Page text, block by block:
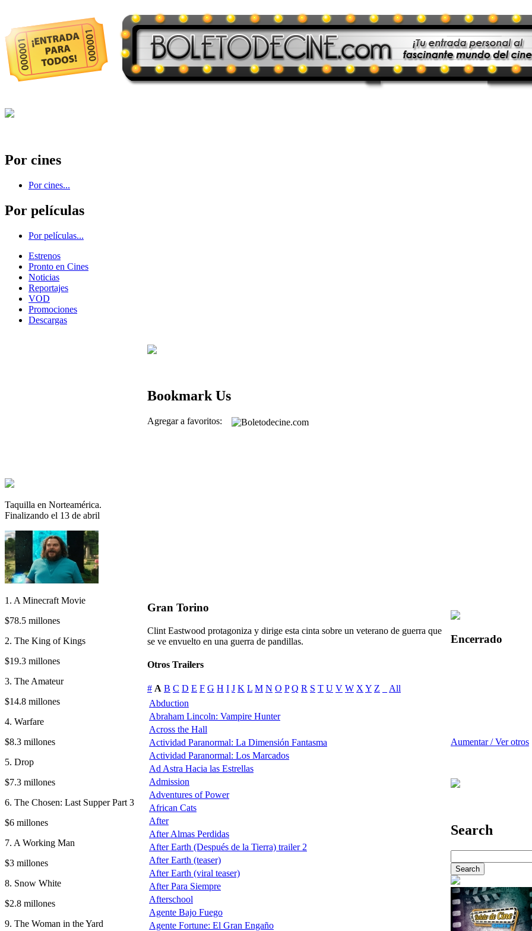
Por cines
Por cines...
Por películas
Por películas...
Estrenos
Pronto en Cines
Noticias
Reportajes
VOD
Promociones
Descargas
Taquilla en Norteamérica.
Finalizando el 13 de abril
1. A Minecraft Movie
$78.5 millones
2. The King of Kings
$19.3 millones
3. The Amateur
$14.8 millones
4. Warfare
$8.3 millones
5. Drop
$7.3 millones
6. The Chosen: Last Supper Part 3
$6 millones
7. A Working Man
$3 millones
8. Snow White
$2.8 millones
9. The Woman in the Yard
Bookmark Us
Agregar a favoritos:
Gran Torino
Clint Eastwood protagoniza y dirige esta cinta sobre un veterano de guerra que
se ve envuelto en una guerra de pandillas.
Otros Trailers
# A B C D E F G H I J K L M N O P Q R S T U V W X Y Z
All
Abduction
Abraham Lincoln: Vampire Hunter
Across the Hall
Actividad Paranormal: La Dimensión Fantasma
Actividad Paranormal: Los Marcados
Ad Astra Hacia las Estrellas
Admission
Adventures of Power
African Cats
After
After Almas Perdidas
After Earth (Después de la Tierra) trailer 2
After Earth (teaser)
After Earth (viral teaser)
After Para Siempre
Afterschool
Agente Bajo Fuego
Agente Fortune: El Gran Engaño
Encerrado
Aumentar / Ver otros
Search